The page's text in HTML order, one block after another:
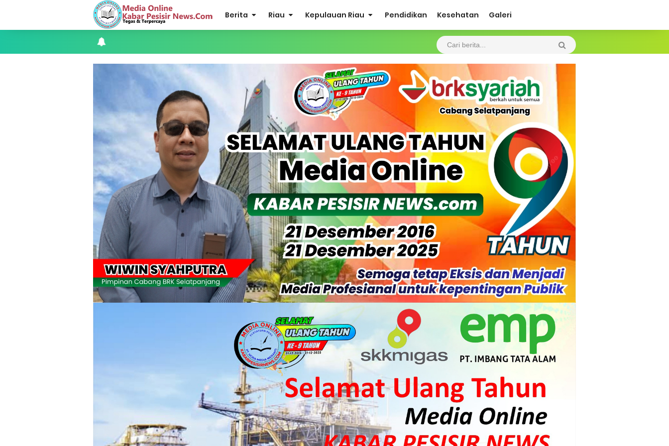
Berita Riau Kepulauan Riau Pendidikan Kesehatan Galeri
Kapolres Kepulauan Meranti Perkuat Sinergi Jelang Ekspedisi Merah Putih Presisi Polda Riau.
Teluk Belitung Bagaikan Kota Mati Disaat Listrik Diberlakukan Pemadaman Secara Bergilir, Mesin 600 kW Diharapkan Jadi Solusi.
F-PETIR Desak Pemkab Lingga Segera Buka Solusi Tambang Timah Rakyat: Jangan Hanya di Laut yang Beroperasi, Tambang Timah di Darat
Saat Duka Menyelimuti Korban Serangan Monyet, YBM PLN UP3 Rengat Bersama PW IWO Riau Ulurkan Tangan Kemanusiaan
Wabup Meranti Serahkan Santunan BPJS Rp52 Juta, Optimalisasi Pelaksanaan Program Jaminan Sosial Ketenagakerjaan Diperkuat
Usut Skandal Lahan Ulayat Desa Palas, Sekoci24.co Resmi Layangkan Surat Konfirmasi ke PT Arara Abadi.
Meranti 2026, 30 Putra-Putri Terbaik Disiapkan Kibarkan Merah Putih
Pulihkan Konektivitas Pascabencana, HKI Rampungkan Penanganan Jalur Lembah Anai dan Malalak
Bupati Asmar Lepas 77 Kontingen Pramuka Meranti Ikuti Jambore Nasional XII 2026 di Cibubur
Polres Kepulauan Meranti Gelar Ekspedisi Merah Putih" Jalin Sinergitas dengan Insan Pers, Komunitas dan Mahasiswa
PLN Selat Panjang Minta Maaf, Janji Datangkan Mesin Sewa Atasi Pemadaman di Merbau.
Warga Kecamatan Merbau dan Kecamatan Putri Puyu Tuntut PLN: Hentikan Pemadaman dan Beri Kompensasi
FPMP.TB Bersama OPP Teluk Belitung, Dan Perwakilan Masyarakat Desa Se- Kecamatan Merbau Datangi PLTG Melibur
Bupati Asmar Perkuat Sinergi dengan Danposal Selatpanjang, Bahas Stabilitas Wilayah dan Pembangunan Meranti
44 Tim Berlaga di Banglas Barat Cup II, Pemkab Meranti Dorong Lahirnya Atlet Berprestasi